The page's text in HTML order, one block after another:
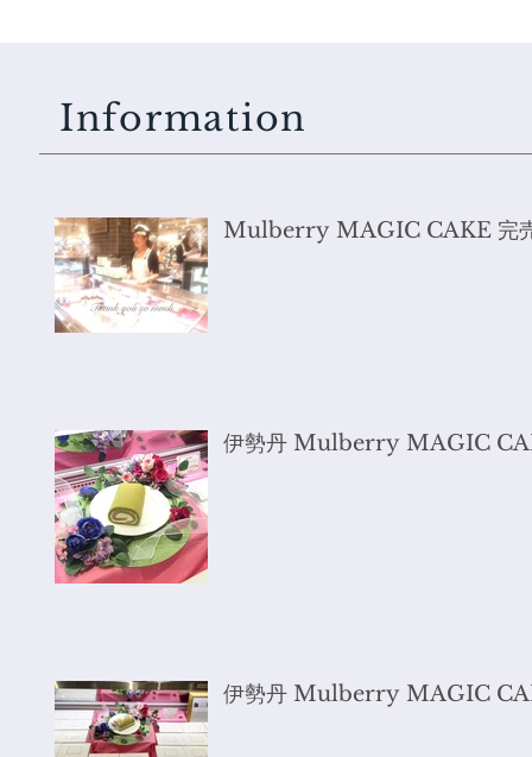
Information
Mulberry MAGIC CAKE 完
伊勢丹 Mulberry MAGIC
伊勢丹 Mulberry MAGIC